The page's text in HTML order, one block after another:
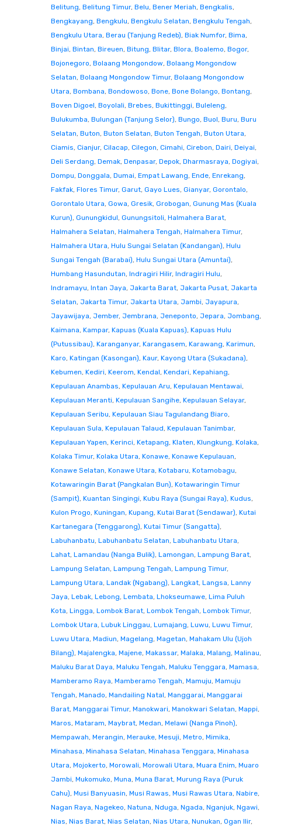
Belitung, Belitung Timur, Belu, Bener Meriah, Bengkalis,
Bengkayang, Bengkulu, Bengkulu Selatan, Bengkulu Tengah,
Bengkulu Utara, Berau (Tanjung Redeb), Biak Numfor, Bima,
Binjai, Bintan, Bireuen, Bitung, Blitar, Blora, Boalemo, Bogor,
Bojonegoro, Bolaang Mongondow, Bolaang Mongondow
Selatan, Bolaang Mongondow Timur, Bolaang Mongondow
Utara, Bombana, Bondowoso, Bone, Bone Bolango, Bontang,
Boven Digoel, Boyolali, Brebes, Bukittinggi, Buleleng,
Bulukumba, Bulungan (Tanjung Selor), Bungo, Buol, Buru, Buru
Selatan, Buton, Buton Selatan, Buton Tengah, Buton Utara,
Ciamis, Cianjur, Cilacap, Cilegon, Cimahi, Cirebon, Dairi, Deiyai,
Deli Serdang, Demak, Denpasar, Depok, Dharmasraya, Dogiyai,
Dompu, Donggala, Dumai, Empat Lawang, Ende, Enrekang,
Fakfak, Flores Timur, Garut, Gayo Lues, Gianyar, Gorontalo,
Gorontalo Utara, Gowa, Gresik, Grobogan, Gunung Mas (Kuala
Kurun), Gunungkidul, Gunungsitoli, Halmahera Barat,
Halmahera Selatan, Halmahera Tengah, Halmahera Timur,
Halmahera Utara, Hulu Sungai Selatan (Kandangan), Hulu
Sungai Tengah (Barabai), Hulu Sungai Utara (Amuntai),
Humbang Hasundutan, Indragiri Hilir, Indragiri Hulu,
Indramayu, Intan Jaya, Jakarta Barat, Jakarta Pusat, Jakarta
Selatan, Jakarta Timur, Jakarta Utara, Jambi, Jayapura,
Jayawijaya, Jember, Jembrana, Jeneponto, Jepara, Jombang,
Kaimana, Kampar, Kapuas (Kuala Kapuas), Kapuas Hulu
(Putussibau), Karanganyar, Karangasem, Karawang, Karimun,
Karo, Katingan (Kasongan), Kaur, Kayong Utara (Sukadana),
Kebumen, Kediri, Keerom, Kendal, Kendari, Kepahiang,
Kepulauan Anambas, Kepulauan Aru, Kepulauan Mentawai,
Kepulauan Meranti, Kepulauan Sangihe, Kepulauan Selayar,
Kepulauan Seribu, Kepulauan Siau Tagulandang Biaro,
Kepulauan Sula, Kepulauan Talaud, Kepulauan Tanimbar,
Kepulauan Yapen, Kerinci, Ketapang, Klaten, Klungkung, Kolaka,
Kolaka Timur, Kolaka Utara, Konawe, Konawe Kepulauan,
Konawe Selatan, Konawe Utara, Kotabaru, Kotamobagu,
Kotawaringin Barat (Pangkalan Bun), Kotawaringin Timur
(Sampit), Kuantan Singingi, Kubu Raya (Sungai Raya), Kudus,
Kulon Progo, Kuningan, Kupang, Kutai Barat (Sendawar), Kutai
Kartanegara (Tenggarong), Kutai Timur (Sangatta),
Labuhanbatu, Labuhanbatu Selatan, Labuhanbatu Utara,
Lahat, Lamandau (Nanga Bulik), Lamongan, Lampung Barat,
Lampung Selatan, Lampung Tengah, Lampung Timur,
Lampung Utara, Landak (Ngabang), Langkat, Langsa, Lanny
Jaya, Lebak, Lebong, Lembata, Lhokseumawe, Lima Puluh
Kota, Lingga, Lombok Barat, Lombok Tengah, Lombok Timur,
Lombok Utara, Lubuk Linggau, Lumajang, Luwu, Luwu Timur,
Luwu Utara, Madiun, Magelang, Magetan, Mahakam Ulu (Ujoh
Bilang), Majalengka, Majene, Makassar, Malaka, Malang, Malinau,
Maluku Barat Daya, Maluku Tengah, Maluku Tenggara, Mamasa,
Mamberamo Raya, Mamberamo Tengah, Mamuju, Mamuju
Tengah, Manado, Mandailing Natal, Manggarai, Manggarai
Barat, Manggarai Timur, Manokwari, Manokwari Selatan, Mappi,
Maros, Mataram, Maybrat, Medan, Melawi (Nanga Pinoh),
Mempawah, Merangin, Merauke, Mesuji, Metro, Mimika,
Minahasa, Minahasa Selatan, Minahasa Tenggara, Minahasa
Utara, Mojokerto, Morowali, Morowali Utara, Muara Enim, Muaro
Jambi, Mukomuko, Muna, Muna Barat, Murung Raya (Puruk
Cahu), Musi Banyuasin, Musi Rawas, Musi Rawas Utara, Nabire,
Nagan Raya, Nagekeo, Natuna, Nduga, Ngada, Nganjuk, Ngawi,
Nias, Nias Barat, Nias Selatan, Nias Utara, Nunukan, Ogan Ilir,